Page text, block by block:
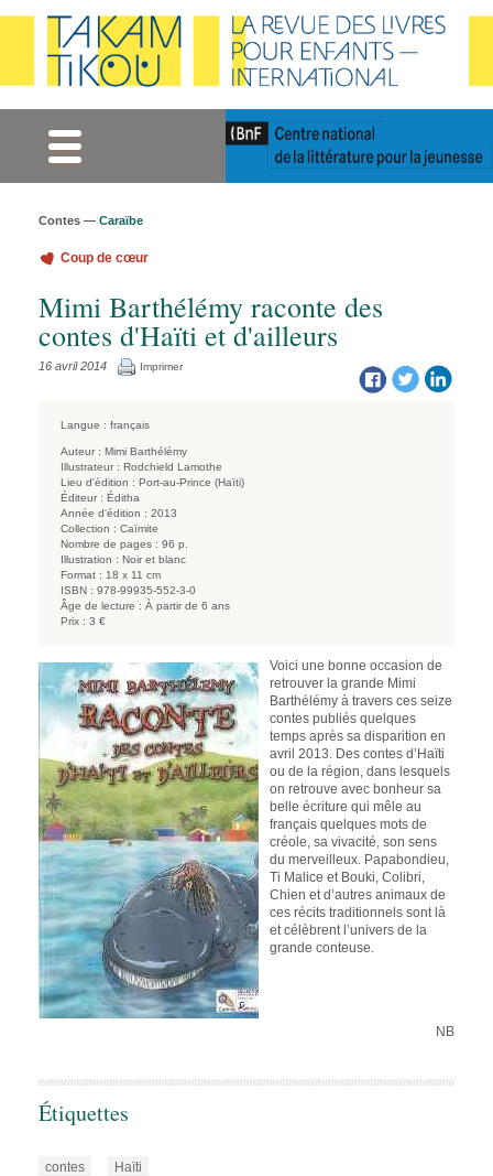
Contes — Caraïbe
Coup de cœur
Mimi Barthélémy raconte des
contes d'Haïti et d'ailleurs
16 avril 2014 Imprimer
Langue : français
Auteur : Mimi Barthélémy
Illustrateur : Rodchield Lamothe
Lieu d'édition : Port-au-Prince (Haïti)
Éditeur : Éditha
Année d'édition : 2013
Collection : Caïmite
Nombre de pages : 96 p.
Illustration : Noir et blanc
Format : 18 x 11 cm
ISBN : 978-99935-552-3-0
Âge de lecture : À partir de 6 ans
Prix : 3 €
Voici une bonne occasion de
retrouver la grande Mimi
Barthélémy à travers ces seize
contes publiés quelques
temps après sa disparition en
avril 2013. Des contes d’Haïti
ou de la région, dans lesquels
on retrouve avec bonheur sa
belle écriture qui mêle au
français quelques mots de
créole, sa vivacité, son sens
du merveilleux. Papabondieu,
Ti Malice et Bouki, Colibri,
Chien et d’autres animaux de
ces récits traditionnels sont là
et célèbrent l’univers de la
grande conteuse.
NB
Étiquettes
contes Haïti